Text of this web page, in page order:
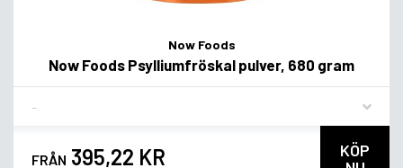
Now Foods
Now Foods Psylliumfröskal pulver, 680 gram
FRÅN 395,22 KR
KÖP